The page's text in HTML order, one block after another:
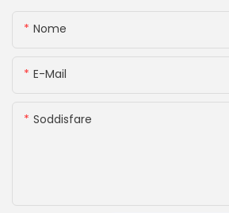
Nome
E-Mail
Soddisfare